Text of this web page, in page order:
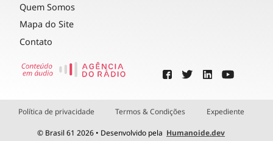
Quem Somos
Mapa do Site
Contato
Política de privacidade Termos & Condições Expediente
© Brasil 61 2026 • Desenvolvido pela Humanoide.dev